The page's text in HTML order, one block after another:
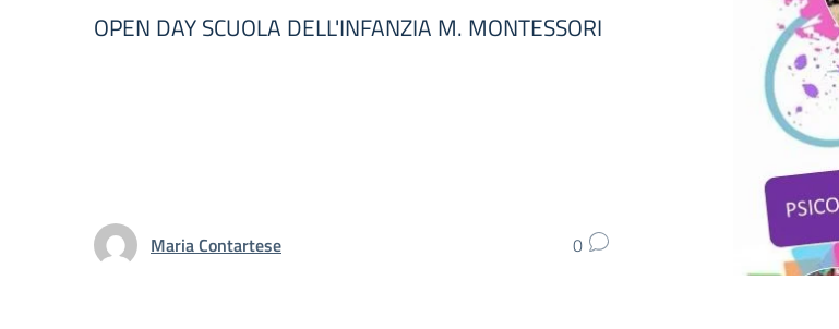
OPEN DAY SCUOLA DELL'INFANZIA M. MONTESSORI
Maria Contartese 0